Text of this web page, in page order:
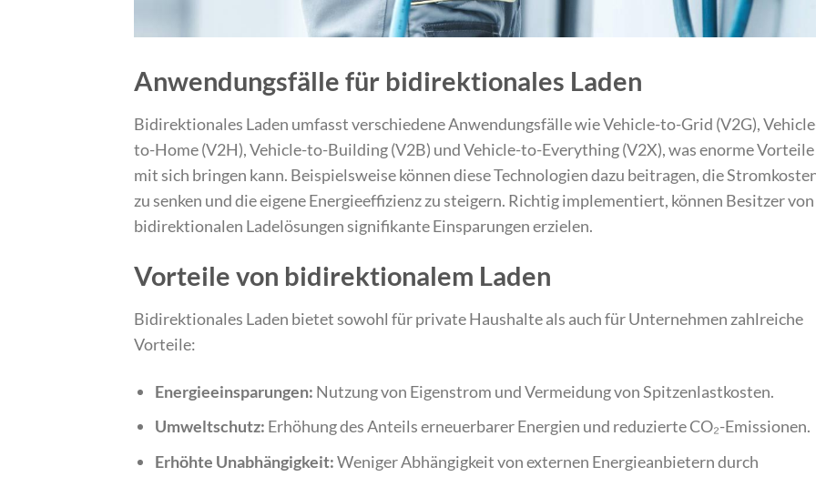
Anwendungsfälle für bidirektionales Laden
Bidirektionales Laden umfasst verschiedene Anwendungsfälle wie Vehicle-to-Grid (V2G),
to-Home (V2H), Vehicle-to-Building (V2B) und Vehicle-to-Everything (V2X), was enorme Vorteile
mit sich bringen kann. Beispielsweise können diese Technologien dazu beitragen, die
zu senken und die eigene Energieeffizienz zu steigern. Richtig implementiert, können Besitzer von
bidirektionalen Ladelösungen signifikante Einsparungen erzielen.
Vorteile von bidirektionalem Laden
Bidirektionales Laden bietet sowohl für private Haushalte als auch für Unternehmen zahlreiche
Vorteile:
Energieeinsparungen: Nutzung von Eigenstrom und Vermeidung von Spitzenlastkosten.
Umweltschutz: Erhöhung des Anteils erneuerbarer Energien und reduzierte CO₂-Emissionen.
Erhöhte Unabhängigkeit:Weniger Abhängigkeit von externen Energieanbietern durch